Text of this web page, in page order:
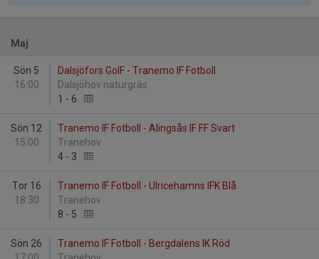
Maj
Sön 5
16:00
Dalsjöfors GoIF - Tranemo IF Fotboll
Dalsjöhov naturgräs
1 - 6
Sön 12
15:00
Tranemo IF Fotboll - Alingsås IF FF Svart
Tranehov
4 - 3
Tor 16
18:30
Tranemo IF Fotboll - Ulricehamns IFK Blå
Tranehov
8 - 5
Sön 26
Tranemo IF Fotboll - Bergdalens IK Röd